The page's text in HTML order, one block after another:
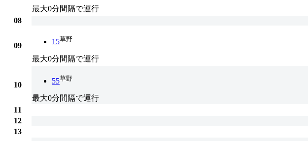
最大0分間隔で運行
08
09 15草野
最大0分間隔で運行
10 55草野
最大0分間隔で運行
11
12
13